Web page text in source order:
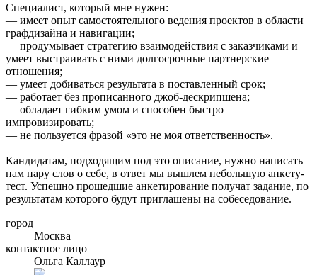
Специалист, который мне нужен:
— имеет опыт самостоятельного ведения проектов в области
графдизайна и навигации;
— продумывает стратегию взаимодействия с заказчиками и
умеет выстраивать с ними долгосрочные партнерские
отношения;
— умеет добиваться результата в поставленный срок;
— работает без прописанного джоб-дескрипшена;
— обладает гибким умом и способен быстро
импровизировать;
— не пользуется фразой «это не моя ответственность».
Кандидатам, подходящим под это описание, нужно написать
нам пару слов о себе, в ответ мы вышлем небольшую анкету-
тест. Успешно прошедшие анкетирование получат задание, по
результатам которого будут приглашены на собеседование.
город
Москва
контактное лицо
Ольга Каллаур